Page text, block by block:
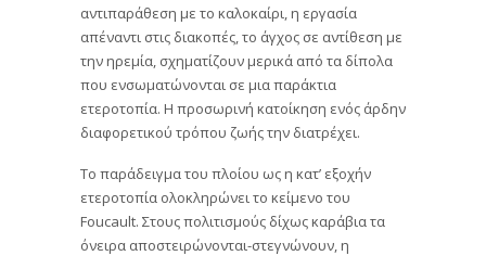
αντιπαράθεση με το καλοκαίρι, η εργασία
απέναντι στις διακοπές, το άγχος σε αντίθεση με
την ηρεμία, σχηματίζουν μερικά από τα δίπολα
που ενσωματώνονται σε μια παράκτια
ετεροτοπία. Η προσωρινή κατοίκηση ενός άρδην
διαφορετικού τρόπου ζωής την διατρέχει.
Το παράδειγμα του πλοίου ως η κατ’ εξοχήν
ετεροτοπία ολοκληρώνει το κείμενο του
Foucault. Στους πολιτισμούς δίχως καράβια τα
όνειρα αποστειρώνονται-στεγνώνουν, η